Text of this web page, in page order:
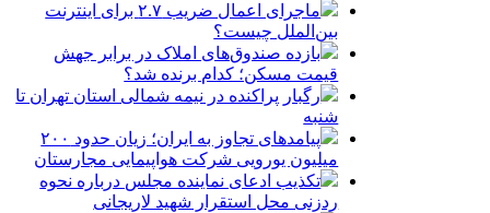
ماجرای اعمال ضریب ۲.۷ برای اینترنت
بین‌الملل چیست؟
بازده صندوق‌های املاک در برابر جهش
قیمت مسکن؛ کدام برنده شد؟
رگبار پراکنده در نیمه شمالی استان تهران تا
شنبه
پیامدهای تجاوز به ایران؛ زیان حدود ۲۰۰
میلیون یورویی شرکت هواپیمایی مجارستان
تکذیب ادعای نماینده مجلس درباره نحوه
ردزنی محل استقرار شهید لاریجانی